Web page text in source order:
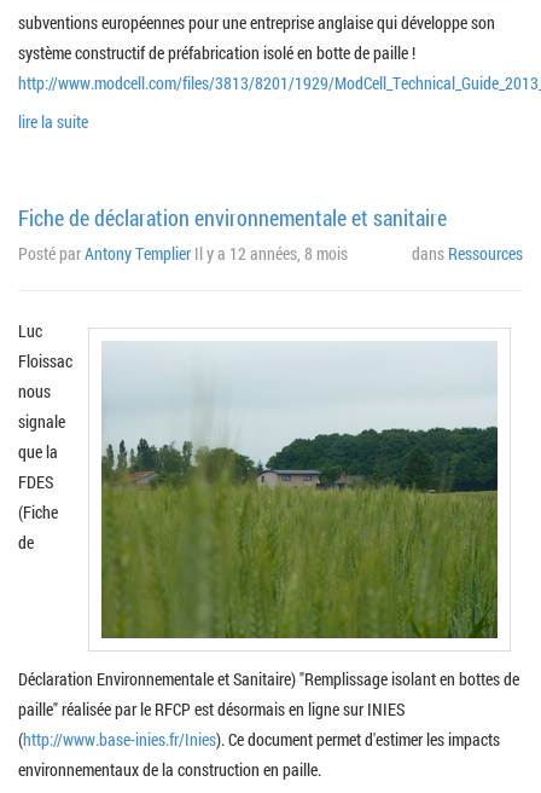
subventions européennes pour une entreprise anglaise qui développe son
système constructif de préfabrication isolé en botte de paille !
http://www.modcell.com/files/3813/8201/1929/
lire la suite
Fiche de déclaration environnementale et sanitaire
Posté parAntony Templier Il y a 12 années, 8 mois dans Ressources
Luc
Floissac
nous
signale
que la
FDES
(Fiche
de
Déclaration Environnementale et Sanitaire) "Remplissage isolant en bottes de
paille" réalisée par le RFCP est désormais en ligne sur INIES
(http://www.base-inies.fr/Inies). Ce document permet d'estimer les impacts
environnementaux de la construction en paille.